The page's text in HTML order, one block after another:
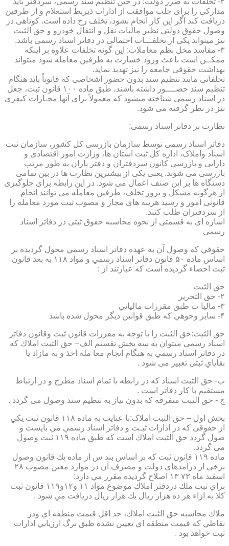
مدارکی را برای جلب موافقت از ادارات ذیربط استعلام و از طرفین
دریافت کند اگر این کار انجام نشود، تخلف رخ داده است. کوتاهی در
وصول حقوق دولتی نظیر مالیات نقل و انتقال خودرو و حق الثبت
نیز میتواند یکی از تخلفـــات احتمالی در دفاتر اسناد رسمی باشد.
۳- مفاسد مخل نظم معاملات: این گونه تخلفات علاوه بر اینکه
ممکــن است باعث ورود خسارت به طرفین معامله شود میتواند
بهداشت حقوقی جامعه را نیز تهدید نماید.
تخلفاتی مانند تنظیم سند بدون حضور اشخاصی که قانوناً باید هنگام
تنظیم سند حضــــور داشته باشند، طبق ماده ۱۰۰ قانون ثبت، جعل
در اسناد رسمی شناخته میشود که معمولاً برای آنها مجـازات کیفری
نیز در نظر گرفته می شود.
نظارت بر دفاتر اسناد رسمی:
دفاتر اسناد رسمی توسط سازمان بازرسی کل کشور، سازمان ثبت
اسناد واملاک، اداره کل ثبت استان ها، وزارت امور اقتصادی و
دارایی و بازرسی کانون سردفتران و دفتر یاران به طور مرتب
بازرسی می شوند. یعنی یکی از بیشترین نظارت ها در بین تمامی
دستگاه ها بر این صنف اعمال می شود. در این رابطه برای جلوگیری
از هرگونه مشکل و بروز تخلف، طرفین معامله می توانند انجام
قانونی امور و رسید هزینه های مجاز و مصوب ثبت مورد معامله را
از سردفتران طلب کنند.
اشاره ای به قسمتی از نحوه محاسبه حقوق ثبتی در دفاتر اسناد
رسمی
حقوقي كه وصول آن به عهده دفاتر اسناد رسمي محول گرديده بر
اساس ماده ۵۰ قانون دفاتر اسناد رسمي و مواد ۱۱۸ به بعد قانون
ثبت احصاء گرديده است كه عبارتند از :
حق الثبت
۲- حق التحرير
۳- ماليا ت طبق مقررات مالياتي
۴- ساير وجوهي كه طبق قوانين ديگر محول شده باشد
حق الثبت:حق الثبت را با توجه به مقررات قانون ثبت وقانون دفاتر
اسناد رسمي ميتوان به سه بخش تقسيم الف– حق الثبت املاك كه
در دفاتر اسناد رسمي به هنگام انجام معا مله اخذ و به مازاد يا
بقاياي ثبتی تعبیر می شود .
ب- حق الثبت اسناد كه در رابطه با تمام اسناد مطرح و در ارتباط
مستقيم با كار دفاتر است .
ج - حق الثبت متفرقه كه بدون نياز به تنظیم سند وصول می گردد .
بخش اول – حق الثبت املاک:با عنايت به ماده ۱۱۸ قانون ثبت يكي
از حقوقي كه در ادارات ثبـت و دفاتر اسناد رسمي مي بايست و
صول گردد حق الثبت املاك است كه طبق ماده ۱۱۹ ثبت وصول
مي گردد.
ماده ۱۱۹ قانون ثبت كه بر اساس بند س از ماده يك قانون وصول
برخي از درآمدهاي دولت و مصرف آن در موارد معين مصوب ۲۸
اسفند ماه ۷۳ ۱۳ اصلاح گرديده مقرر مي دارد:
براي ثبت ملك دردفتر املاك موضوع مواد ۱۱ و۱۲و۱۱۹ قانون ثبت
كلا به ازاء هر ده هزار ريال يك هزار ريال دريافت مي شود .
ملاك محاسبه حق الثبت املاك، حد اقل قيمت منطقه اي ودر
نقاطي كه قيمت منطقه اي تعيين نشده طبق برگ ارزيابي ادارات
ثبت خواهد بود .